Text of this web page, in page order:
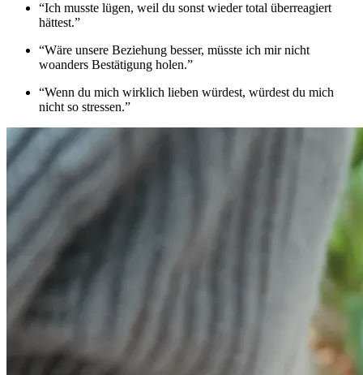
“Ich musste lügen, weil du sonst wieder total überreagiert
hättest.”
“Wäre unsere Beziehung besser, müsste ich mir nicht
woanders Bestätigung holen.”
“Wenn du mich wirklich lieben würdest, würdest du mich
nicht so stressen.”